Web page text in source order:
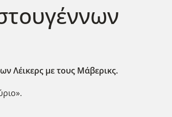
Λέικερς με τους Μάβερικς.